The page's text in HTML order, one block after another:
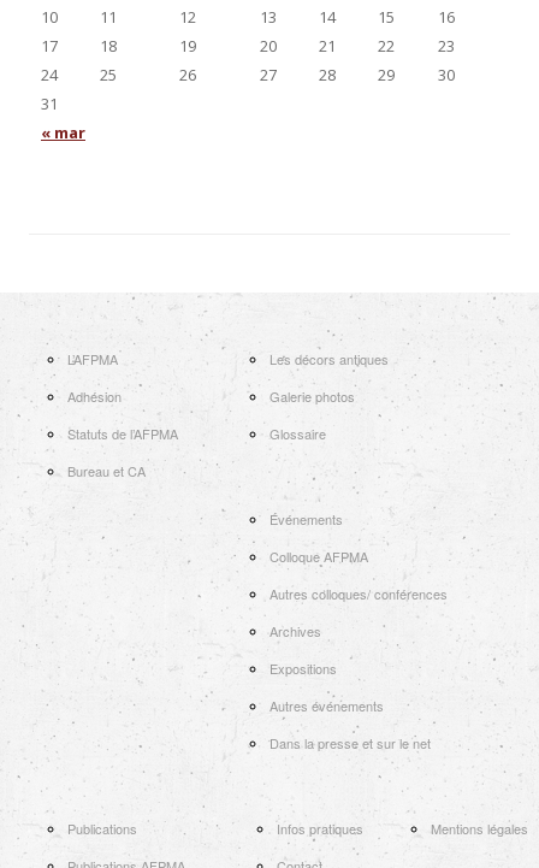
« mar
10
11 12 13 14 15
16
17
18 19 20 21 22
23
24
25 26 27 28 29
30
31
L’AFPMA
Adhésion
Statuts de l’AFPMA
Bureau et CA
Les décors antiques
Galerie photos
Glossaire
Événements
Colloque AFPMA
Autres colloques/ conférences
Archives
Expositions
Autres événements
Dans la presse et sur le net
Publications
Infos pratiques
Mentions légales